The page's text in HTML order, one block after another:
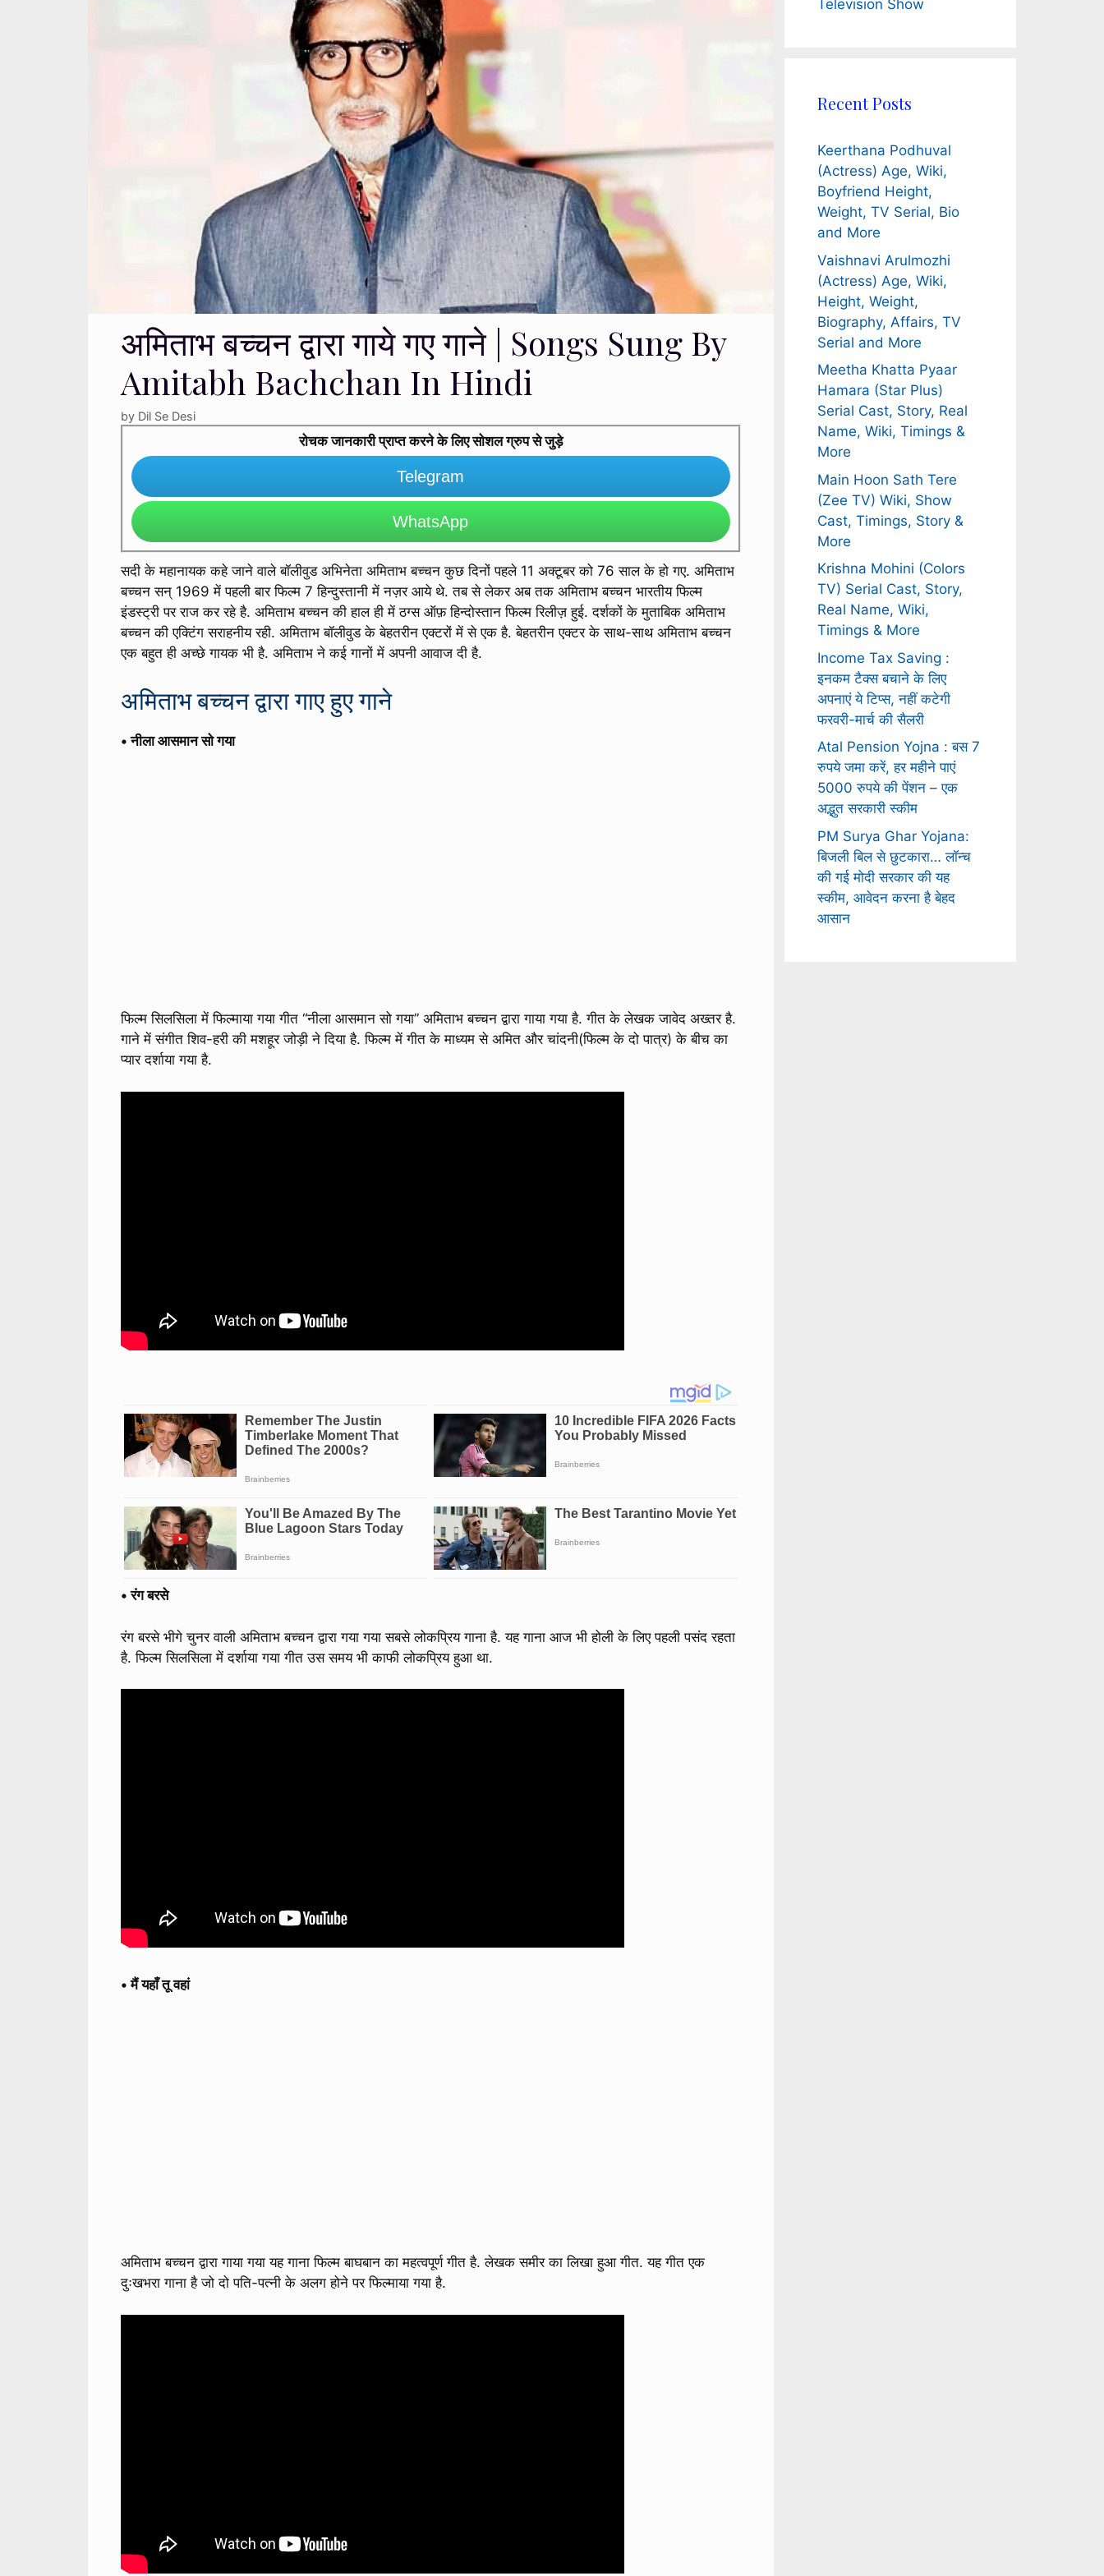
अमिताभ बच्चन द्वारा गाये गए गाने | Songs Sung By
Amitabh Bachchan In Hindi
by Dil Se Desi
रोचक जानकारी प्राप्त करने के लिए सोशल ग्रुप से जुड़े
Telegram
WhatsApp
सदी के महानायक कहे जाने वाले बॉलीवुड अभिनेता अमिताभ बच्चन कुछ दिनों पहले 11 अक्टूबर को 76 साल के हो गए. अमिताभ
बच्चन सन् 1969 में पहली बार फिल्म 7 हिन्दुस्तानी में नज़र आये थे. तब से लेकर अब तक अमिताभ बच्चन भारतीय फिल्म
इंडस्ट्री पर राज कर रहे है. अमिताभ बच्चन की हाल ही में ठग्स ऑफ़ हिन्दोस्तान फिल्म रिलीज़ हुई. दर्शकों के मुताबिक अमिताभ
बच्चन की एक्टिंग सराहनीय रही. अमिताभ बॉलीवुड के बेहतरीन एक्टरों में से एक है. बेहतरीन एक्टर के साथ-साथ अमिताभ बच्चन
एक बहुत ही अच्छे गायक भी है. अमिताभ ने कई गानों में अपनी आवाज दी है.
अमिताभ बच्चन द्वारा गाए हुए गाने
• नीला आसमान सो गया
फिल्म सिलसिला में फिल्माया गया गीत “नीला आसमान सो गया” अमिताभ बच्चन द्वारा गाया गया है. गीत के लेखक जावेद अख्तर है.
गाने में संगीत शिव-हरी की मशहूर जोड़ी ने दिया है. फिल्म में गीत के माध्यम से अमित और चांदनी(फिल्म के दो पात्र) के बीच का
प्यार दर्शाया गया है.
• रंग बरसे
रंग बरसे भीगे चुनर वाली अमिताभ बच्चन द्वारा गया गया सबसे लोकप्रिय गाना है. यह गाना आज भी होली के लिए पहली पसंद रहता
है. फिल्म सिलसिला में दर्शाया गया गीत उस समय भी काफी लोकप्रिय हुआ था.
• मैं यहाँ तू वहां
अमिताभ बच्चन द्वारा गाया गया यह गाना फिल्म बाघबान का महत्वपूर्ण गीत है. लेखक समीर का लिखा हुआ गीत. यह गीत एक
दुःखभरा गाना है जो दो पति-पत्नी के अलग होने पर फिल्माया गया है.
Television Show
Recent Posts
Keerthana Podhuval
(Actress) Age, Wiki,
Boyfriend Height,
Weight, TV Serial, Bio
and More
Vaishnavi Arulmozhi
(Actress) Age, Wiki,
Height, Weight,
Biography, Affairs, TV
Serial and More
Meetha Khatta Pyaar
Hamara (Star Plus)
Serial Cast, Story, Real
Name, Wiki, Timings &
More
Main Hoon Sath Tere
(Zee TV) Wiki, Show
Cast, Timings, Story &
More
Krishna Mohini (Colors
TV) Serial Cast, Story,
Real Name, Wiki,
Timings & More
Income Tax Saving :
इनकम टैक्स बचाने के लिए
अपनाएं ये टिप्स, नहीं कटेगी
फरवरी-मार्च की सैलरी
Atal Pension Yojna : बस 7
रुपये जमा करें, हर महीने पाएं
5000 रुपये की पेंशन – एक
अद्भुत सरकारी स्कीम
PM Surya Ghar Yojana:
बिजली बिल से छुटकारा… लॉन्च
की गई मोदी सरकार की यह
स्कीम, आवेदन करना है बेहद
आसान